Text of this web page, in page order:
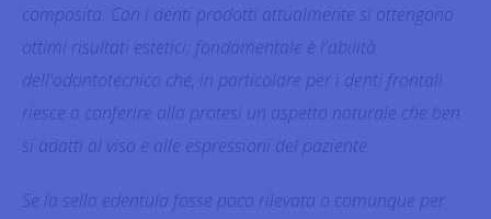
composita. Con i denti prodotti attualmente si ottengono
ottimi risultati estetici; fondamentale è l'abilità
dell'odontotecnico che, in particolare per i denti frontali
riesce a conferire alla protesi un aspetto naturale che ben
si adatti al viso e alle espressioni del paziente.
Se la sella edentula fosse poco rilevata o comunque per